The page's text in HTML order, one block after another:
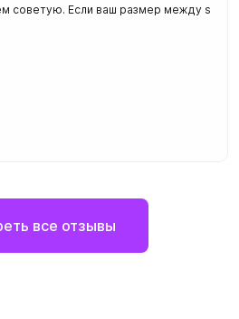
советую. Если ваш размер между s
все отзывы